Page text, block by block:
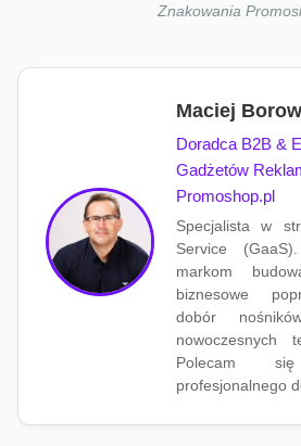
Znakowania
Maciej
Doradca B2B &
Gadżetów
Promoshop.pl
Specjalista w
Service
markom
biznesowe
dobór
nowoczesnych
Polecam
profesjonalnego